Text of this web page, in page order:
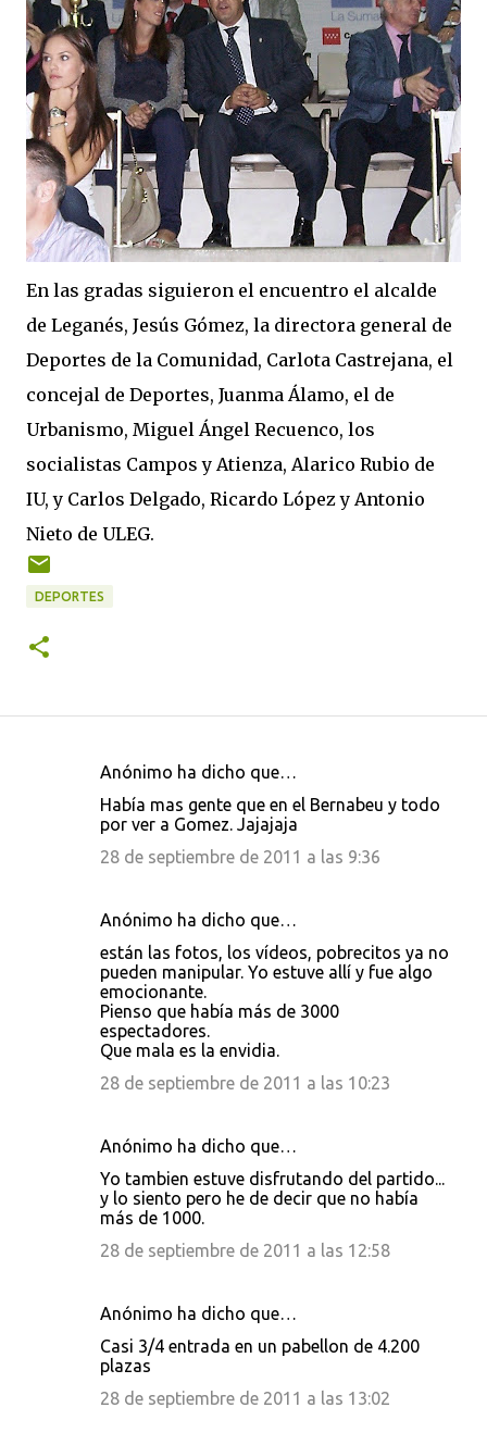
En las gradas siguieron el encuentro el alcalde
de Leganés, Jesús Gómez, la directora general de
Deportes de la Comunidad, Carlota Castrejana, el
concejal de Deportes, Juanma Álamo, el de
Urbanismo, Miguel Ángel Recuenco, los
socialistas Campos y Atienza, Alarico Rubio de
IU, y Carlos Delgado, Ricardo López y Antonio
Nieto de ULEG.
DEPORTES
Anónimo ha dicho que…
Había mas gente que en el Bernabeu y todo
por ver a Gomez. Jajajaja
28 de septiembre de 2011 a las 9:36
Anónimo ha dicho que…
están las fotos, los vídeos, pobrecitos ya no
pueden manipular. Yo estuve allí y fue algo
emocionante.
Pienso que había más de 3000
espectadores.
Que mala es la envidia.
28 de septiembre de 2011 a las 10:23
Anónimo ha dicho que…
Yo tambien estuve disfrutando del partido...
y lo siento pero he de decir que no había
más de 1000.
28 de septiembre de 2011 a las 12:58
Anónimo ha dicho que…
Casi 3/4 entrada en un pabellon de 4.200
plazas
28 de septiembre de 2011 a las 13:02